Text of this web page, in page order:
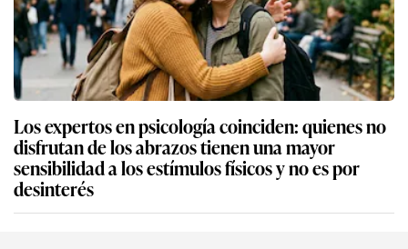
Los expertos en psicología coinciden: quienes no
disfrutan de los abrazos tienen una mayor
sensibilidad a los estímulos físicos y no es por
desinterés